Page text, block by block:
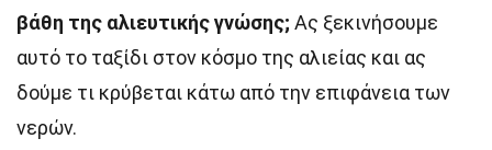
βάθη της αλιευτικής γνώσης; Ας ξεκινήσουμε
αυτό το ταξίδι στον κόσμο της αλιείας και ας
δούμε τι κρύβεται κάτω από την επιφάνεια των
νερών.